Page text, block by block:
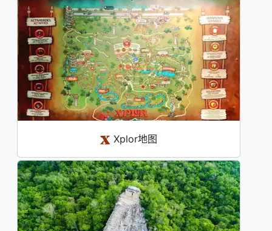
Xplor地图